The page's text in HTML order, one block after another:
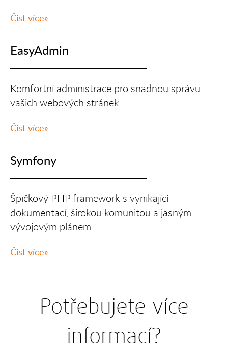
Číst více
EasyAdmin
Komfortní administrace pro snadnou správu
vašich webových stránek
Číst více
Symfony
Špičkový PHP framework s vynikající
dokumentací, širokou komunitou a jasným
vývojovým plánem.
Číst více
Potřebujete více
informací?